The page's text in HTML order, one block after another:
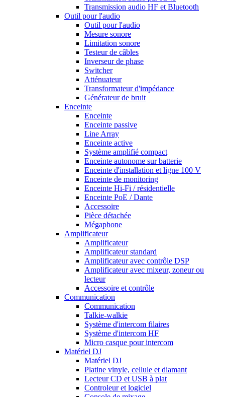
Transmission audio HF et Bluetooth
Outil pour l'audio
Outil pour l'audio
Mesure sonore
Limitation sonore
Testeur de câbles
Inverseur de phase
Switcher
Atténuateur
Transformateur d'impédance
Générateur de bruit
Enceinte
Enceinte
Enceinte passive
Line Array
Enceinte active
Système amplifié compact
Enceinte autonome sur batterie
Enceinte d'installation et ligne 100 V
Enceinte de monitoring
Enceinte Hi-Fi / résidentielle
Enceinte PoE / Dante
Accessoire
Pièce détachée
Mégaphone
Amplificateur
Amplificateur
Amplificateur standard
Amplificateur avec contrôle DSP
Amplificateur avec mixeur, zoneur ou
lecteur
Accessoire et contrôle
Communication
Communication
Talkie-walkie
Système d'intercom filaires
Système d'intercom HF
Micro casque pour intercom
Matériel DJ
Matériel DJ
Platine vinyle, cellule et diamant
Lecteur CD et USB à plat
Controleur et logiciel